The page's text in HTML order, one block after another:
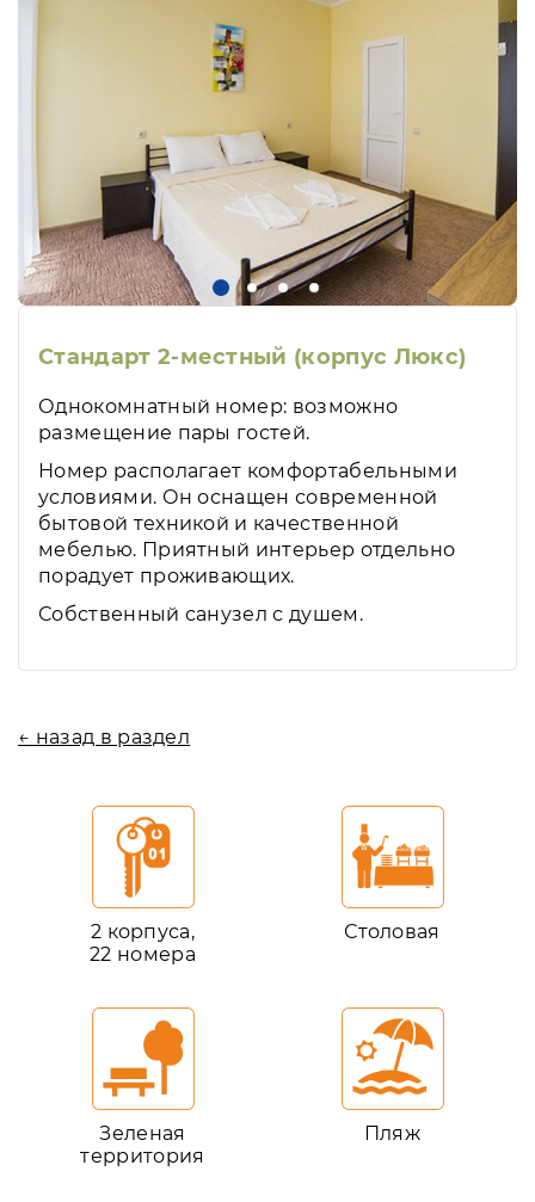
Стандарт 2-местный (корпус Люкс)
Однокомнатный номер: возможно
размещение пары гостей.
Номер располагает комфортабельными
условиями. Он оснащен современной
бытовой техникой и качественной
мебелью. Приятный интерьер отдельно
порадует проживающих.
Собственный санузел с душем.
← назад в раздел
2 корпуса,
22 номера
Столовая
Зеленая
территория
Пляж